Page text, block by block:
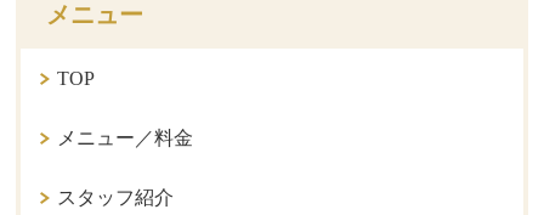
メニュー
TOP
メニュー／料金
スタッフ紹介